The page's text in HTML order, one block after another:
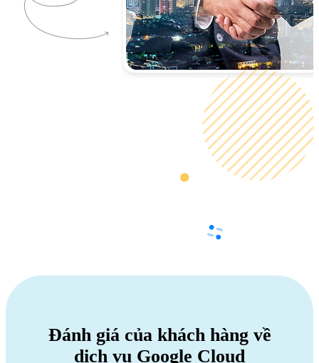
Đánh giá của khách hàng về
dịch vụ Google Cloud